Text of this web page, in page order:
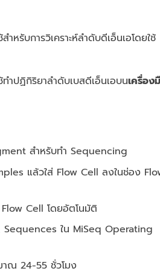
หรับการวิเคราะห์ลําดับดีเอ็นเอโดยใช้
ทําปฏิกิริยาลําดับเบสดีเอ็นเอบนเครื่อง
สําหรับทํา Sequencing
แล้วใส่ Flow Cell ลงในช่อง
Cell โดยอัตโนมัติ
ใน MiSeq Operating
าณ 24-55 ชั่วโมง